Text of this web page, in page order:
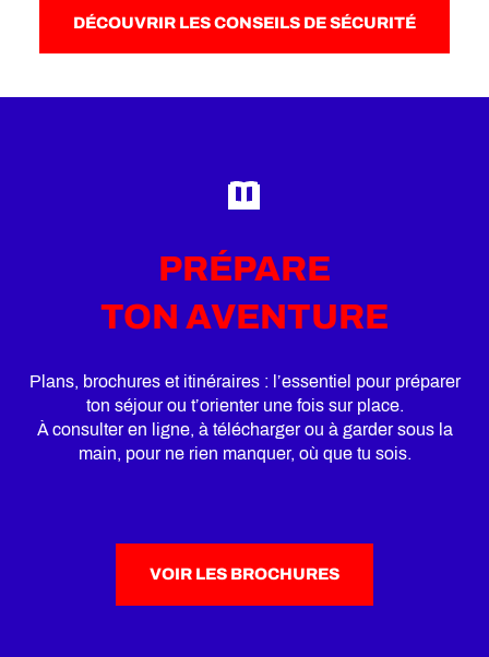
DÉCOUVRIR LES CONSEILS DE SÉCURITÉ
PRÉPARE
TON AVENTURE
Plans, brochures et itinéraires : l’essentiel pour préparer
ton séjour ou t’orienter une fois sur place.
À consulter en ligne, à télécharger ou à garder sous la
main, pour ne rien manquer, où que tu sois.
VOIR LES BROCHURES